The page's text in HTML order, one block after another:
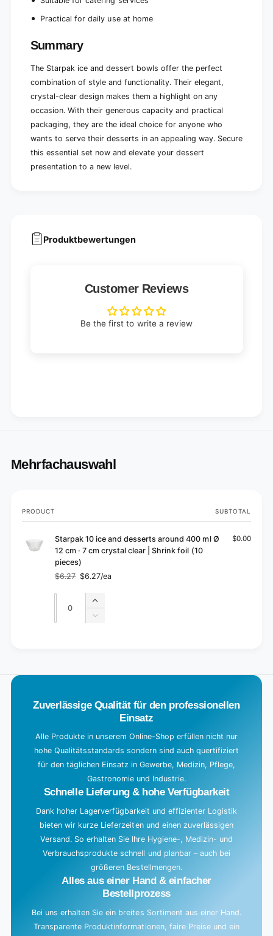
s
)
c
e
Practical for daily use at home
Summary
The Starpak ice and dessert bowls offer the perfect
combination of style and functionality. Their elegant,
crystal-clear design makes them a highlight on any
occasion. With their generous capacity and practical
packaging, they are the ideal choice for anyone who
wants to serve their desserts in an appealing way. Secure
this essential set now and elevate your dessert
presentation to a new level.
Produktbewertungen
Customer Reviews
Be the first to write a review
Mehrfachauswahl
Your
cart
PRODUCT SUBTOTAL
Starpak 10 ice and desserts around 400 ml Ø
12 cm · 7 cm crystal clear | Shrink foil (10
pieces)
Regular
price
$6.27
Sale
price
$6.27/ea
$0.00
Quantity
Increase
quantity
Decrease
a
Zuverlässige Qualität für den professionellen
Einsatz
Alle Produkte in unserem Online-Shop erfüllen nicht nur
hohe Qualitätsstandards sondern sind auch quertifiziert
für den täglichen Einsatz in Gewerbe, Medizin, Pflege,
Gastronomie und Industrie.
Schnelle Lieferung & hohe Verfügbarkeit
Dank hoher Lagerverfügbarkeit und effizienter Logistik
bieten wir kurze Lieferzeiten und einen zuverlässigen
Versand. So erhalten Sie Ihre Hygiene-, Medizin- und
Verbrauchsprodukte schnell und planbar – auch bei
größeren Bestellmengen.
Alles aus einer Hand & einfacher
Bestellprozess
Bei uns erhalten Sie ein breites Sortiment aus einer Hand.
Transparente Produktinformationen, faire Preise und ein